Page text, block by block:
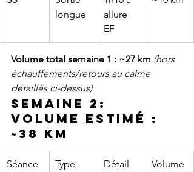
longue
allure
EF
Volume total semaine 1 : ~27 km (hors
échauffements/retours au calme
détaillés ci-dessus)
Semaine 2:
Volume estimé :
~38 km
Séance Type Détail
Volume